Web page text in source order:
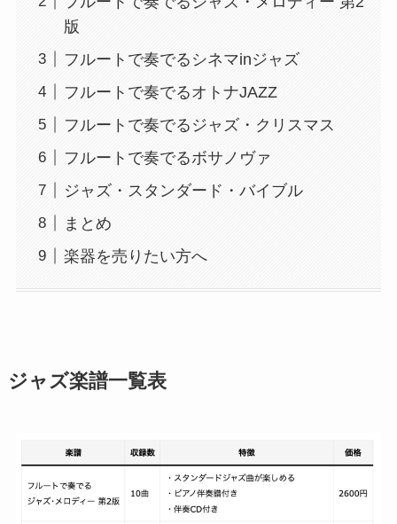
版
フルートで奏でるシネマinジャズ
フルートで奏でるオトナJAZZ
フルートで奏でるジャズ・クリスマス
フルートで奏でるボサノヴァ
ジャズ・スタンダード・バイブル
まとめ
楽器を売りたい方へ
ジャズ楽譜一覧表